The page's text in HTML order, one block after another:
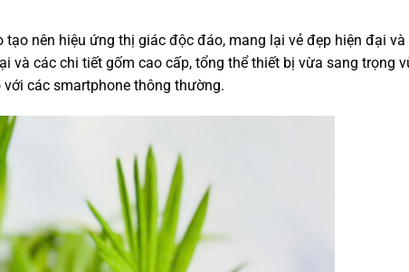
nên hiệu ứng thị giác độc đáo, mang lại vẻ đẹp hiện đại và
và các chi tiết gốm cao cấp, tổng thể thiết bị vừa sang trọng
các smartphone thông thường.